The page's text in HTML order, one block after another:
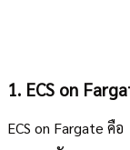
1. ECS on
ECS on Fargate คือ